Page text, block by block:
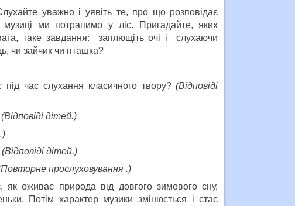
уважно і уявіть те, про що розповідає
ми потрапимо у ліс. Пригадайте, яких
таке завдання: заплющіть очі і слухаючи
чи зайчик чи пташка?
під час слухання класичного твору?(Відповіді
(Відповіді дітей.)
(Відповіді дітей.)
прослуховування .)
як оживає природа від довгого зимового сну,
Потім характер музики змінюється і стає